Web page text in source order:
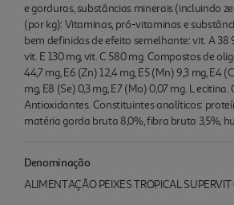
e gorduras, substâncias minerais (incluindo
(por kg): Vitaminas, pró-vitaminas e
bem definidas de efeito semelhante: vit. A 38
vit. E 130 mg, vit. C 580 mg. Compostos de
44,7 mg, E6 (Zn) 12,4 mg, E5 (Mn) 9,3 mg, E4
mg, E8 (Se) 0,3 mg, E7 (Mo) 0,07 mg. L ecitina.
Antioxidantes. Constituintes analíticos:
matéria gorda bruta 8,0%, fibra bruta 3,5%,
Denominação
ALIMENTAÇÃO PEIXES TROPICAL